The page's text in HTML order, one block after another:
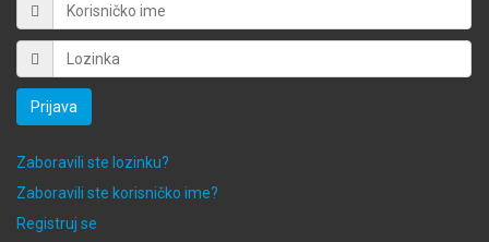
Prijava
Zaboravili ste lozinku?
Zaboravili ste korisničko ime?
Registruj se